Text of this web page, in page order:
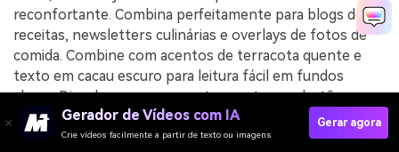
reconfortante. Combina perfeitamente para blogs de
receitas, newsletters culinárias e overlays de fotos de
comida. Combine com acentos de terracota quente e
texto em cacau escuro para leitura fácil em fundos
claros. Dica de uso: reserve a terracota para botões e
tags de categoria para navegação fácil.
Gerador de Vídeos com IA
Crie vídeos facilmente a partir de texto ou imagens
Gerar agora